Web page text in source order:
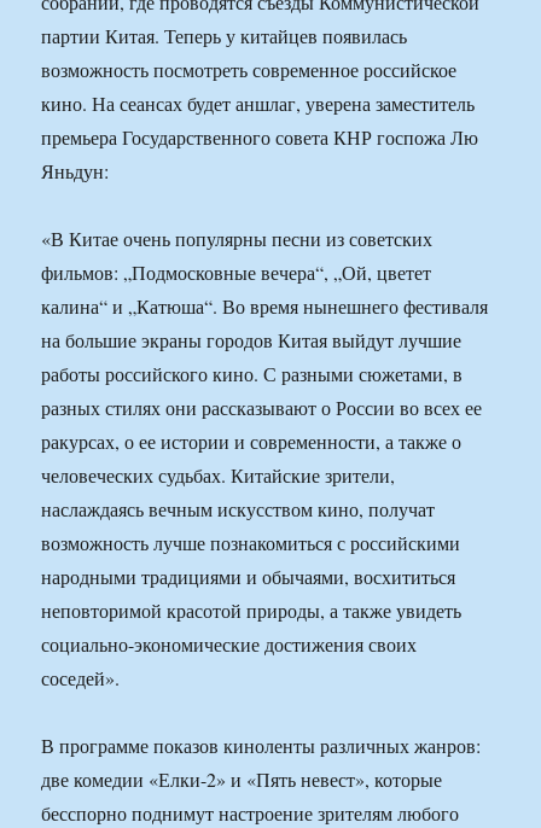
партии Китая. Теперь у китайцев появилась
возможность посмотреть современное российское
кино. На сеансах будет аншлаг, уверена заместитель
премьера Государственного совета КНР госпожа Лю
Яньдун:
«В Китае очень популярны песни из советских
фильмов: „Подмосковные вечера“, „Ой, цветет
калина“ и „Катюша“. Во время нынешнего фестиваля
на большие экраны городов Китая выйдут лучшие
работы российского кино. С разными сюжетами, в
разных стилях они рассказывают о России во всех ее
ракурсах, о ее истории и современности, а также о
человеческих судьбах. Китайские зрители,
наслаждаясь вечным искусством кино, получат
возможность лучше познакомиться с российскими
народными традициями и обычаями, восхититься
неповторимой красотой природы, а также увидеть
социально-экономические достижения своих
соседей».
В программе показов киноленты различных жанров:
две комедии «Елки-2» и «Пять невест», которые
бесспорно поднимут настроение зрителям любого